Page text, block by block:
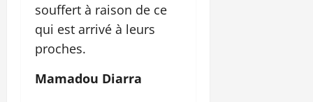
souffert à raison de ce
qui est arrivé à leurs
proches.
Mamadou Diarra